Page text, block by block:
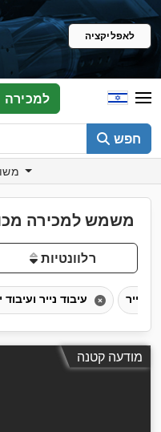
לאפליקציה
חפש
למכירה
משמש למכירה
רלוונטיות
מודעה קטנה